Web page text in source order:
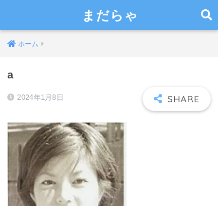
まだらゃ
ホーム
a
2024年1月8日